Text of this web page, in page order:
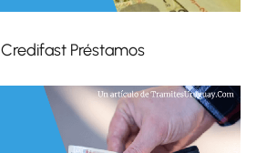
Credifast Préstamos